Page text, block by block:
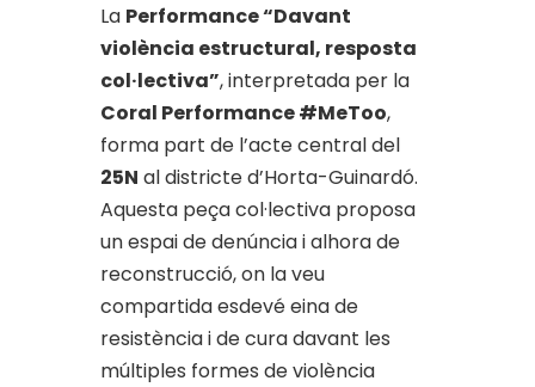
La Performance “Davant
violència estructural, resposta
col·lectiva”, interpretada per la
Coral Performance #MeToo,
forma part de l’acte central del
25N al districte d’Horta-Guinardó.
Aquesta peça col·lectiva proposa
un espai de denúncia i alhora de
reconstrucció, on la veu
compartida esdevé eina de
resistència i de cura davant les
múltiples formes de violència